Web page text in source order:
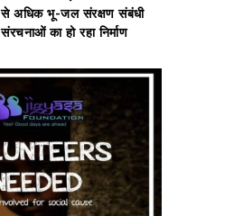
से अधिक भू-जल संरक्षण संबंधी
संरचनाओं का हो रहा निर्माण